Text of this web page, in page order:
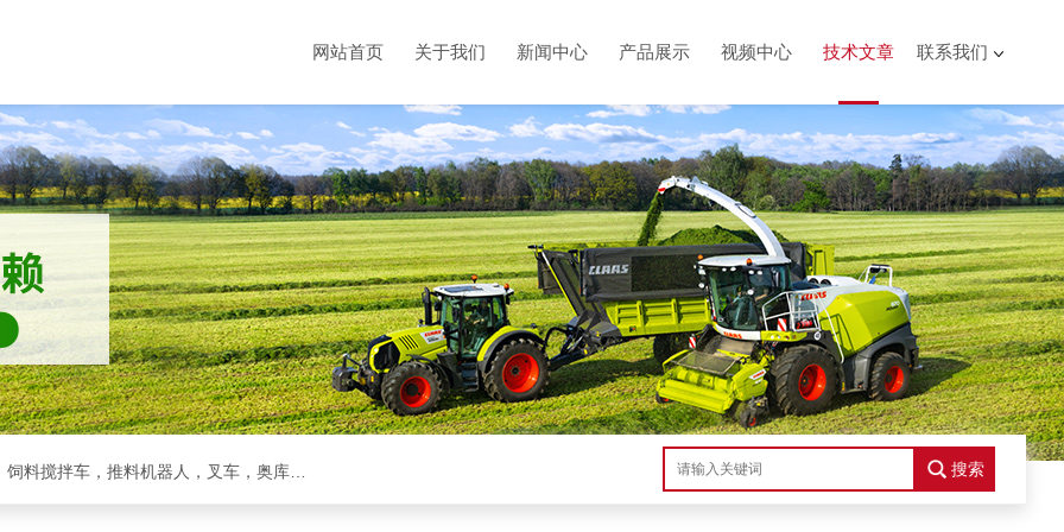
网站首页 关于我们 新闻中心 产品展示 视频中心 技术文章 联系我们
克拉斯全系，收割机，青储机，拖拉机，方包裹包机，饲料搅拌车，推料机器人，叉车，奥库裹包机 搜索